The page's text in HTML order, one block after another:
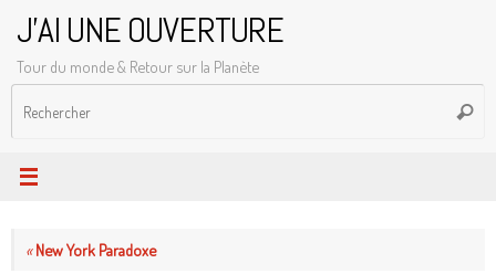
contenu
J'AI UNE OUVERTURE
Tour du monde & Retour sur la Planète
«New York Paradoxe